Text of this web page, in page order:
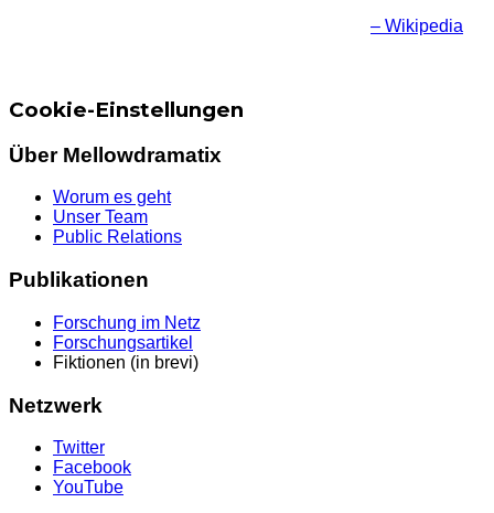
– Wikipedia
Cookie-Einstellungen
Über Mellowdramatix
Worum es geht
Unser Team
Public Relations
Publikationen
Forschung im Netz
Forschungsartikel
Fiktionen (in brevi)
Netzwerk
Twitter
Facebook
YouTube